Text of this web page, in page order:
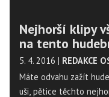
Nejhorší klipy
na tento
5. 4. 2016 | REDAKCE
Máte odvahu zažít
uši, pětice těchto